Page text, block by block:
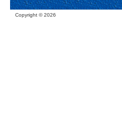
Copyright ©2026